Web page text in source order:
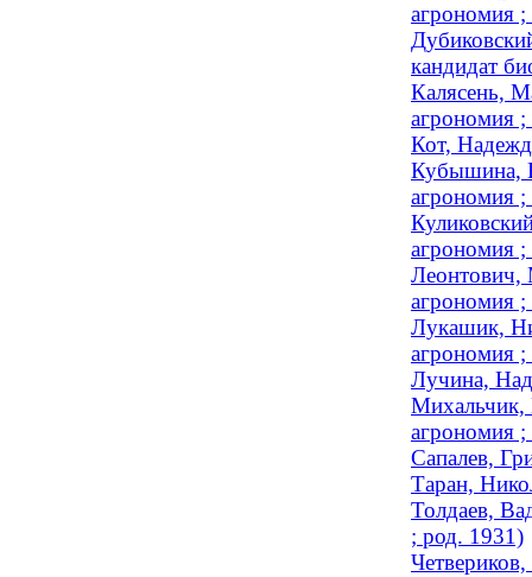
агрономия
кандидат
Калясень,
агрономия
Кот,
Кубышина,
агрономия
агрономия
Леонтович,
агрономия
Лукашик,
агрономия
Лучина,
Михальчик,
агрономия
Сапалев,
Таран,
Толдаев,
; род. 1931)